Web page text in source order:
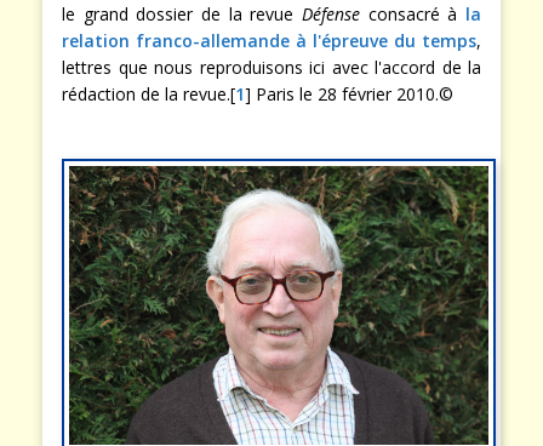
le grand dossier de la revue Défense consacré à la
relation franco-allemande à l'épreuve du temps,
lettres que nous reproduisons ici avec l'accord de la
rédaction de la revue.[1] Paris le 28 février 2010.©